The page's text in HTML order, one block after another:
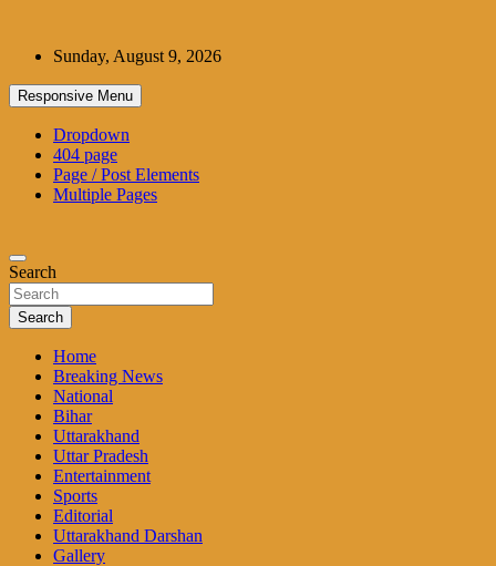
contentSunday, August 9, 2026
Responsive Menu
Dropdown
404 page
Page / Post Elements
Multiple Pages
Search
Search
Home
Breaking News
National
Bihar
Uttarakhand
Uttar Pradesh
Entertainment
Sports
Editorial
Uttarakhand Darshan
Gallery